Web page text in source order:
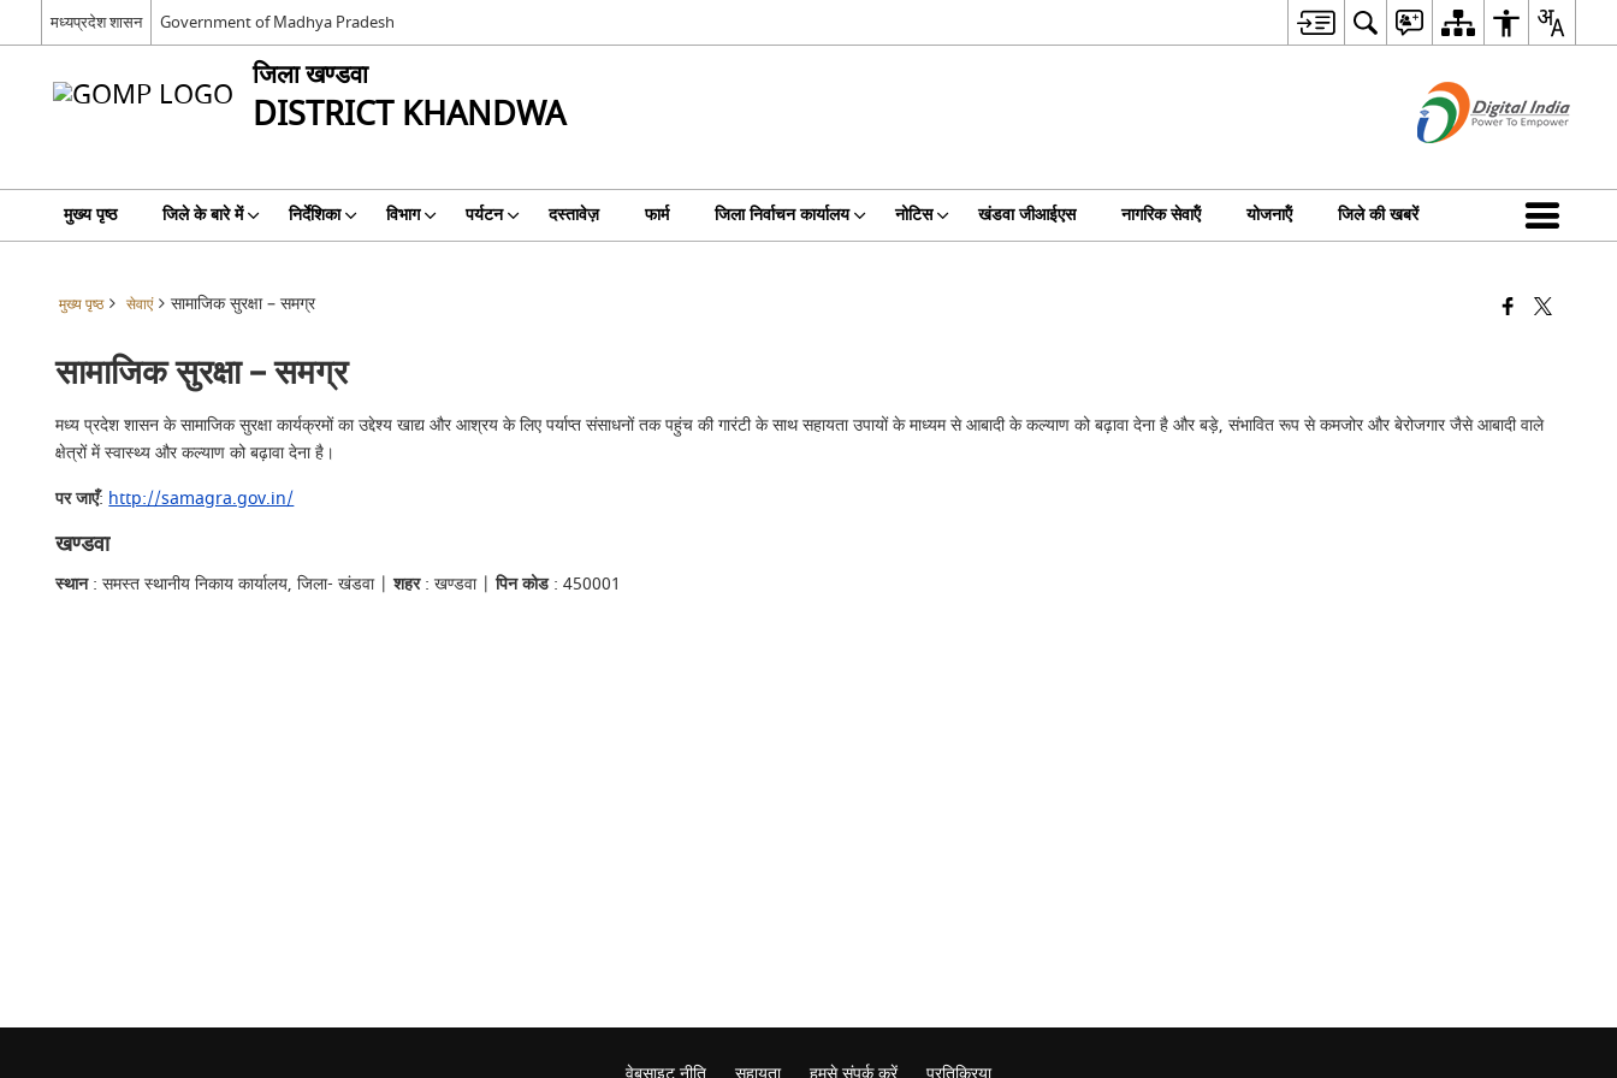
मध्‍यप्रदेश शासन Government of Madhya Pradesh
जिला खण्‍डवा
DISTRICT KHANDWA
मुख्य पृष्ठ जिले के बारे में निर्देशिका विभाग पर्यटन दस्तावेज़ फार्म जिला निर्वाचन कार्यालय नोटिस खंडवा जीआईएस नागरिक सेवाऍं योजनाऍं जिले की खबरें
मुख्य पृष्ठ सेवाएं सामाजिक सुरक्षा – समग्र
सामाजिक सुरक्षा – समग्र
मध्य प्रदेश शासन के सामाजिक सुरक्षा कार्यक्रमों का उद्देश्य खाद्य और आश्रय के लिए पर्याप्त संसाधनों तक पहुंच की गारंटी के साथ सहायता उपायों के माध्यम से आबादी के कल्याण को बढ़ावा देना है और बड़े, संभावित रूप से कमजोर और बेरोजगार जैसे आबादी वाले
क्षेत्रों में स्वास्थ्य और कल्याण को बढ़ावा देना है।
पर जाएँ: http://samagra.gov.in/
खण्‍डवा
स्थान: समस्त स्थानीय निकाय कार्यालय, जिला- खंडवा |शहर: खण्‍डवा |पिन कोड: 450001